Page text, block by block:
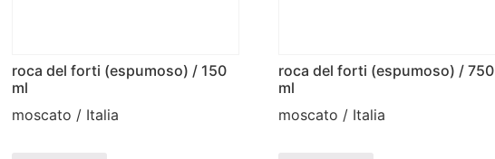
roca del forti (espumoso) / 150
ml
moscato / Italia
roca del forti (espumoso) / 750
ml
moscato / Italia